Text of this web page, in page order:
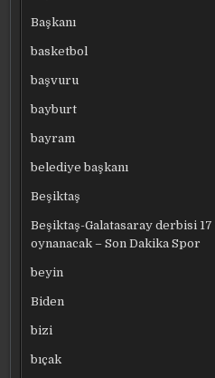
Başkanı
basketbol
başvuru
bayburt
bayram
belediye başkanı
Beşiktaş
Beşiktaş-Galatasaray derbisi 17
oynanacak – Son Dakika Spor
beyin
Biden
bizi
bıçak